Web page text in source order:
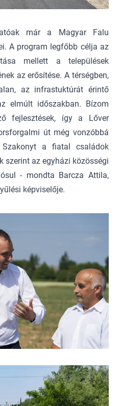
már a Magyar Falu
A program legfőbb célja az
mellett a települések
az erősítése. A térségben,
az infrastuktúrát érintő
elmúlt időszakban. Bízom
fejlesztések, így a Lőver
út még vonzóbbá
a fiatal családok
szerint az egyházi közösségi
- mondta Barcza Attila,
képviselője.